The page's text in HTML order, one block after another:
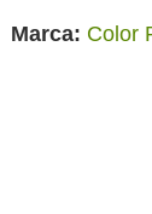
Marca Color